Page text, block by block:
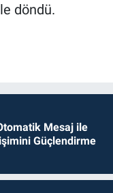
döndü.
Mesaj ile
Güçlendirme